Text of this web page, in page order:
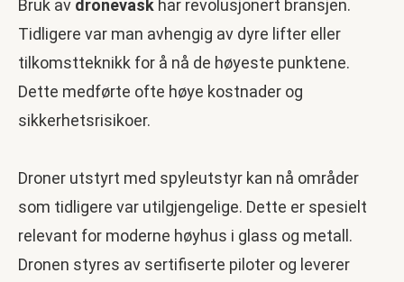
Bruk av dronevask har revolusjonert bransjen.
Tidligere var man avhengig av dyre lifter eller
tilkomstteknikk for å nå de høyeste punktene.
Dette medførte ofte høye kostnader og
sikkerhetsrisikoer.
Droner utstyrt med spyleutstyr kan nå områder
som tidligere var utilgjengelige. Dette er spesielt
relevant for moderne høyhus i glass og metall.
Dronen styres av sertifiserte piloter og leverer